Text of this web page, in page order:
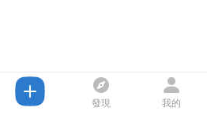
發現 我的